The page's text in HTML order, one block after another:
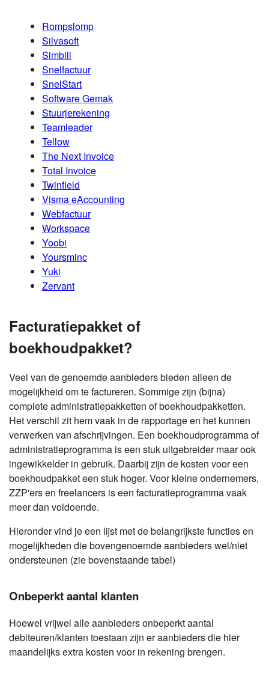
Rompslomp
Silvasoft
Simbill
Snelfactuur
SnelStart
Software Gemak
Stuurjerekening
Teamleader
Tellow
The Next Invoice
Total Invoice
Twinfield
Visma eAccounting
Webfactuur
Workspace
Yoobi
Yoursminc
Yuki
Zervant
Facturatiepakket of
boekhoudpakket?
Veel van de genoemde aanbieders bieden alleen de
mogelijkheid om te factureren. Sommige zijn (bijna)
complete administratiepakketten of boekhoudpakketten.
Het verschil zit hem vaak in de rapportage en het kunnen
verwerken van afschrijvingen. Een boekhoudprogramma of
administratieprogramma is een stuk uitgebreider maar ook
ingewikkelder in gebruik. Daarbij zijn de kosten voor een
boekhoudpakket een stuk hoger. Voor kleine ondernemers,
ZZP'ers en freelancers is een facturatieprogramma vaak
meer dan voldoende.
Hieronder vind je een lijst met de belangrijkste functies en
mogelijkheden die bovengenoemde aanbieders wel/niet
ondersteunen (zie bovenstaande tabel)
Onbeperkt aantal klanten
Hoewel vrijwel alle aanbieders onbeperkt aantal
debiteuren/klanten toestaan zijn er aanbieders die hier
maandelijks extra kosten voor in rekening brengen.